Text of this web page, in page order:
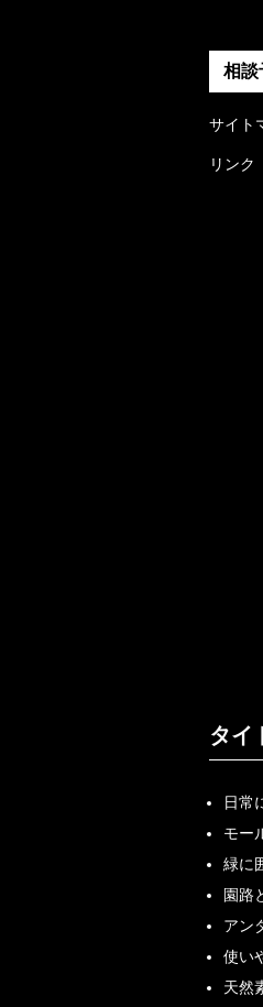
相談
サイト
リンク
タイ
日常
モー
緑に
園路
アン
使い
天然